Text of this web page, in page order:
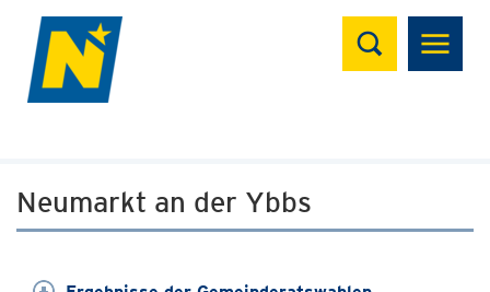
Suchen
Neumarkt an der Ybbs